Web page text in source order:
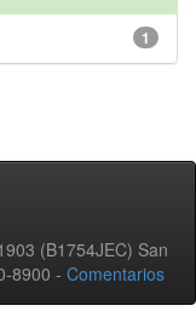
1
(B1754JEC) San
8900 - Comentarios